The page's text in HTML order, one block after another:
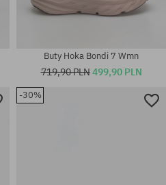
Buty Hoka Bondi 7 Wmn
719,90 PLN499,90 PLN
-30%